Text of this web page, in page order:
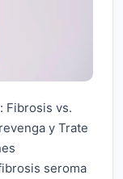
Fibrosis vs.
y Trate
seroma